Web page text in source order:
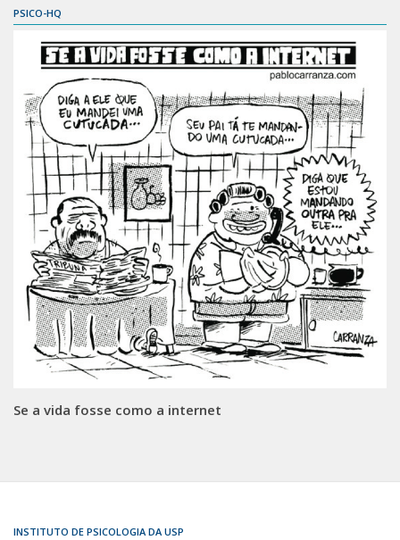
PSICO-HQ
Se a vida fosse como a internet
INSTITUTO DE PSICOLOGIA DA USP